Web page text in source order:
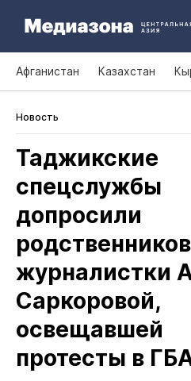
Афганистан Казахстан
Новость
Таджикские
спецслужбы
допросили
родственников
журналистки
Саркоровой,
освещавшей
протесты в